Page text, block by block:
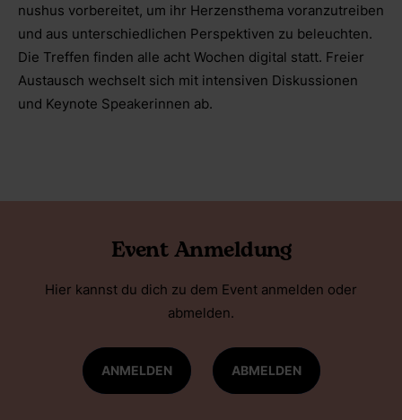
nushus vorbereitet, um ihr Herzensthema voranzutreiben
und aus unterschiedlichen Perspektiven zu beleuchten.
Die Treffen finden alle acht Wochen digital statt. Freier
Austausch wechselt sich mit intensiven Diskussionen
und Keynote Speakerinnen ab.
Event Anmeldung
Hier kannst du dich zu dem Event anmelden oder
abmelden.
ANMELDEN ABMELDEN